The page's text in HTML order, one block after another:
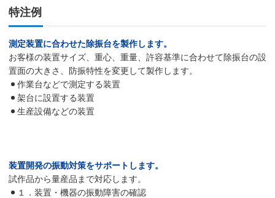
特注例
測定装置に合わせた除振台を製作します。
お客様の装置サイズ、重心、重量、許容基準に合わせて除振台の設
置面の大きさ、防振特性を変更して製作します。
作業台などで測定する装置
架台に設置する装置
生産設備などの装置
装置開発の振動対策をサポートします。
試作品から量産品まで対応します。
１．装置・機器の振動障害の確認